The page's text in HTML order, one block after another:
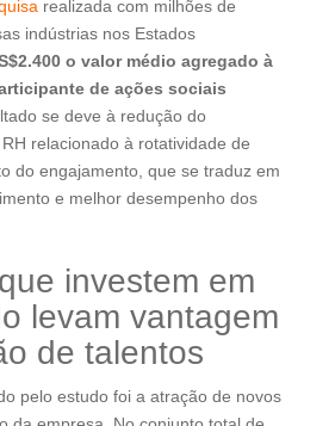
realizada com milhões de
indústrias nos Estados
o valor médio agregado à
de ações sociais
se deve à redução do
relacionado à rotatividade de
do engajamento, que se traduz em
e melhor desempenho dos
investem em
levam vantagem
de talentos
pelo estudo foi a atração de novos